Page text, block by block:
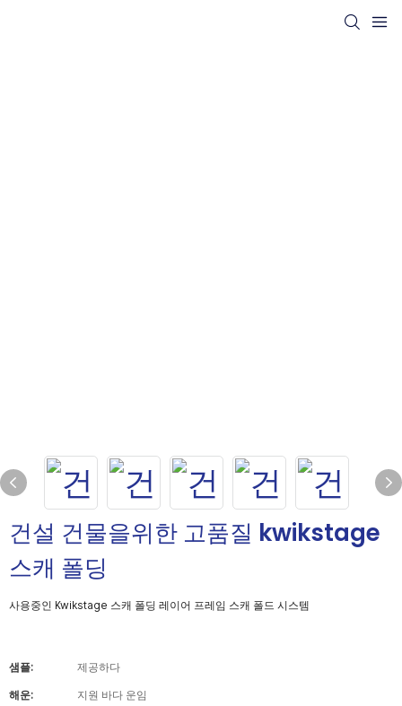
건설 건물을위한 고품질 kwikstage
스캐 폴딩
사용중인 Kwikstage 스캐 폴딩 레이어 프레임 스캐 폴드 시스템
샘플: 제공하다
해운: 지원 바다 운임